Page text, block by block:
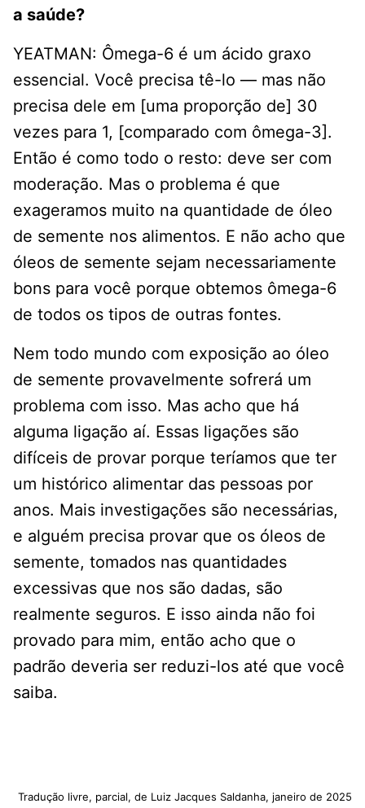
a saúde?
YEATMAN: Ômega-6 é um ácido graxo
essencial. Você precisa tê-lo — mas não
precisa dele em [uma proporção de] 30
vezes para 1, [comparado com ômega-3].
Então é como todo o resto: deve ser com
moderação. Mas o problema é que
exageramos muito na quantidade de óleo
de semente nos alimentos. E não acho que
óleos de semente sejam necessariamente
bons para você porque obtemos ômega-6
de todos os tipos de outras fontes.
Nem todo mundo com exposição ao óleo
de semente provavelmente sofrerá um
problema com isso. Mas acho que há
alguma ligação aí. Essas ligações são
difíceis de provar porque teríamos que ter
um histórico alimentar das pessoas por
anos. Mais investigações são necessárias,
e alguém precisa provar que os óleos de
semente, tomados nas quantidades
excessivas que nos são dadas, são
realmente seguros. E isso ainda não foi
provado para mim, então acho que o
padrão deveria ser reduzi-los até que você
saiba.
Tradução livre, parcial, de Luiz Jacques Saldanha, janeiro de 2025